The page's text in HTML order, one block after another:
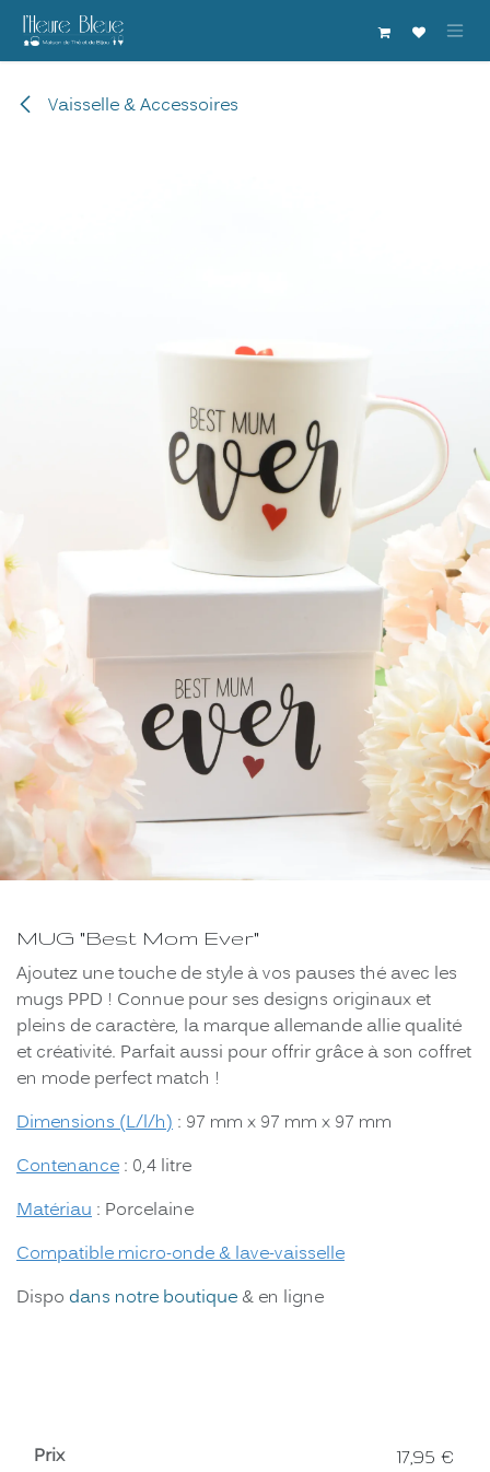
Se rendre au contenu
Vaisselle & Accessoires
MUG "Best Mom Ever"
Ajoutez une touche de style à vos pauses thé avec les
mugs PPD ! Connue pour ses designs originaux et
pleins de caractère, la marque allemande allie qualité
et créativité. Parfait aussi pour offrir grâce à son coffret
en mode perfect match !
Dimensions (L/l/h) : 97 mm x 97 mm x 97 mm
Contenance : 0,4 litre
Matériau : Porcelaine
Compatible micro-onde & lave-vaisselle
Dispo dans notre boutique & en ligne
Prix 17,95 €